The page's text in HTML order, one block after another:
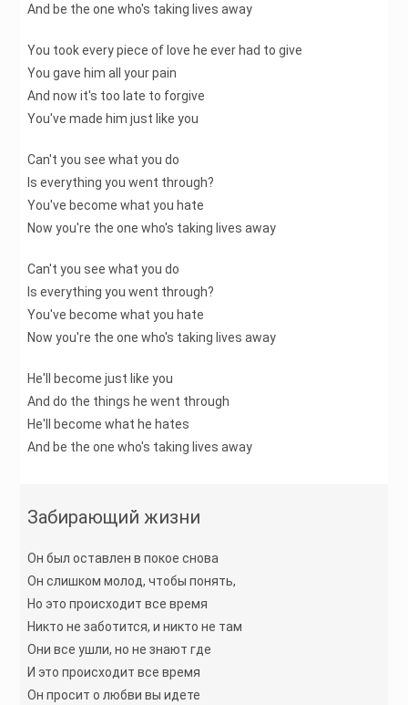
And be the one who's taking lives away
You took every piece of love he ever had to give
You gave him all your pain
And now it's too late to forgive
You've made him just like you
Can't you see what you do
Is everything you went through?
You've become what you hate
Now you're the one who's taking lives away
Can't you see what you do
Is everything you went through?
You've become what you hate
Now you're the one who's taking lives away
He'll become just like you
And do the things he went through
He'll become what he hates
And be the one who's taking lives away
Забирающий жизни
Он был оставлен в покое снова
Он слишком молод, чтобы понять,
Но это происходит все время
Никто не заботится, и никто не там
Они все ушли, но не знают где
И это происходит все время
Он просит о любви вы идете